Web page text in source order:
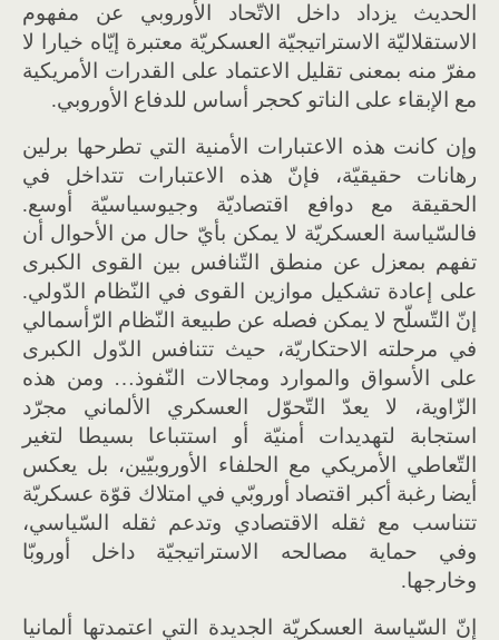
الحديث يزداد داخل الاتّحاد الأوروبي عن مفهوم
الاستقلاليّة الاستراتيجيّة العسكريّة معتبرة إيّاه خيارا لا
مفرّ منه بمعنى تقليل الاعتماد على القدرات الأمريكية
مع الإبقاء على الناتو كحجر أساس للدفاع الأوروبي.
وإن كانت هذه الاعتبارات الأمنية التي تطرحها برلين
رهانات حقيقيّة، فإنّ هذه الاعتبارات تتداخل في
الحقيقة مع دوافع اقتصاديّة وجيوسياسيّة أوسع.
فالسّياسة العسكريّة لا يمكن بأيّ حال من الأحوال أن
تفهم بمعزل عن منطق التّنافس بين القوى الكبرى
على إعادة تشكيل موازين القوى في النّظام الدّولي.
إنّ التّسلّح لا يمكن فصله عن طبيعة النّظام الرّأسمالي
في مرحلته الاحتكاريّة، حيث تتنافس الدّول الكبرى
على الأسواق والموارد ومجالات النّفوذ… ومن هذه
الزّاوية، لا يعدّ التّحوّل العسكري الألماني مجرّد
استجابة لتهديدات أمنيّة أو استتباعا بسيطا لتغير
التّعاطي الأمريكي مع الحلفاء الأوروبيّين، بل يعكس
أيضا رغبة أكبر اقتصاد أوروبّي في امتلاك قوّة عسكريّة
تتناسب مع ثقله الاقتصادي وتدعم ثقله السّياسي،
وفي حماية مصالحه الاستراتيجيّة داخل أوروبّا
وخارجها.
إنّ السّياسة العسكريّة الجديدة التي اعتمدتها ألمانيا